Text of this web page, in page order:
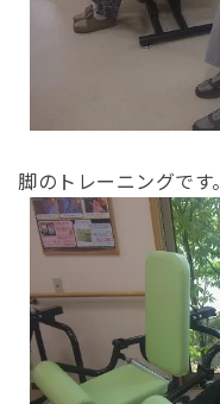
脚のトレーニングです。